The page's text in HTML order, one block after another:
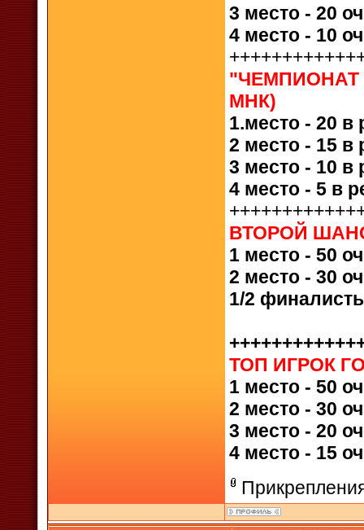
3 место - 20
4 место - 10
"ЧЕМПИОНАТ
МНК)
1.место - 20 в
2 место - 15 в
3 место - 10 в
4 место - 5 в
ВТОРОЙ
1 место - 50
2 место - 30
1/2
ТОП ИГРОК
1 место - 50
2 место - 30
3 место - 20
4 место - 15